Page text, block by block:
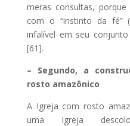
meras consultas,
com o “instinto da fé”
infalível em seu
[61].
– Segundo, a
rosto amazônico
A Igreja com rosto
uma Igreja